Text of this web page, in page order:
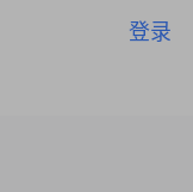
登录